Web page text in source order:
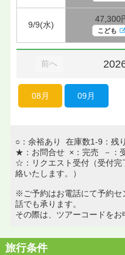
9/9(水)
47,300
こども
前へ
08月 09月
○：余裕あり 在庫数1-9：残
★：お問合せ ×：完売 －：
☆：リクエスト受付（受付完
絡いたします。）
※ご予約はお電話にて予約セ
話でも承ります。
その際は、ツアーコードをお
旅行条件